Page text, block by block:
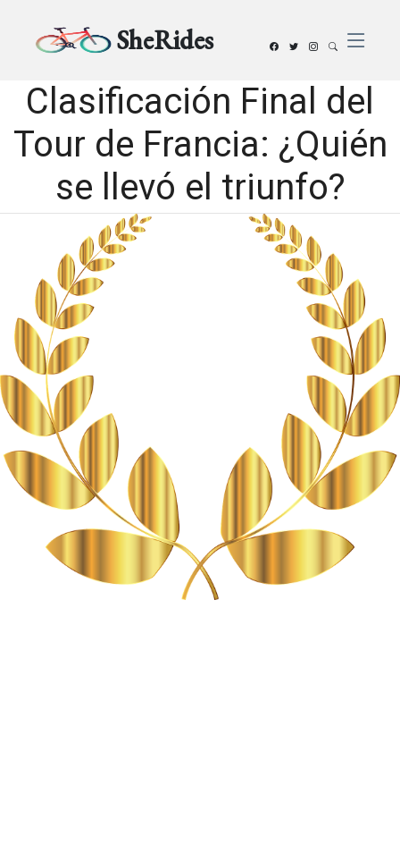
SheRides
Clasificación Final del
Tour de Francia: ¿Quién
se llevó el triunfo?